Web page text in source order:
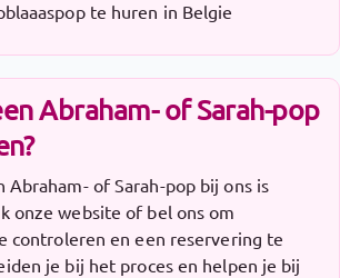
te huren in Belgie
Abraham- of Sarah-pop
Abraham- of Sarah-pop bij ons is
onze website of bel ons om
controleren en een reservering te
je bij het proces en helpen je bij